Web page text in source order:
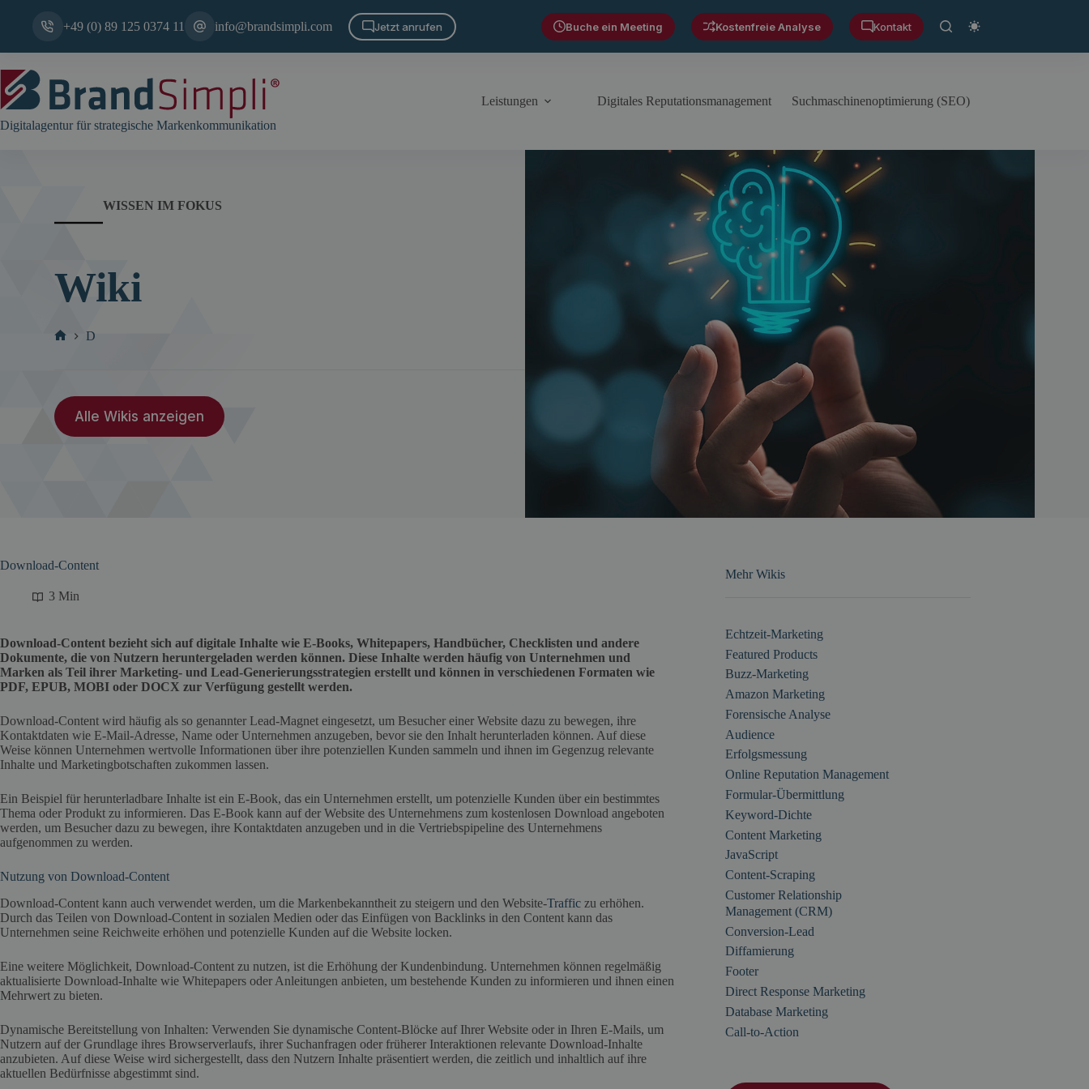
+49 (0) 89 125 0374 11 info@brandsimpli.com Jetzt anrufen Buche ein Meeting Kostenfreie Analyse Kontakt
Digitalagentur für strategische Markenkommunikation
Leistungen Digitales Reputationsmanagement Suchmaschinenoptimierung (SEO)
WISSEN IM FOKUS
Wiki
D
Alle Wikis anzeigen
Download-Content
3 Min
Download-Content bezieht sich auf digitale Inhalte wie E-Books, Whitepapers, Handbücher, Checklisten und andere
Dokumente, die von Nutzern heruntergeladen werden können. Diese Inhalte werden häufig von Unternehmen und
Marken als Teil ihrer Marketing- und Lead-Generierungsstrategien erstellt und können in verschiedenen Formaten wie
PDF, EPUB, MOBI oder DOCX zur Verfügung gestellt werden.
Download-Content wird häufig als so genannter Lead-Magnet eingesetzt, um Besucher einer Website dazu zu bewegen, ihre
Kontaktdaten wie E-Mail-Adresse, Name oder Unternehmen anzugeben, bevor sie den Inhalt herunterladen können. Auf diese
Weise können Unternehmen wertvolle Informationen über ihre potenziellen Kunden sammeln und ihnen im Gegenzug relevante
Inhalte und Marketingbotschaften zukommen lassen.
Ein Beispiel für herunterladbare Inhalte ist ein E-Book, das ein Unternehmen erstellt, um potenzielle Kunden über ein bestimmtes
Thema oder Produkt zu informieren. Das E-Book kann auf der Website des Unternehmens zum kostenlosen Download angeboten
werden, um Besucher dazu zu bewegen, ihre Kontaktdaten anzugeben und in die Vertriebspipeline des Unternehmens
aufgenommen zu werden.
Nutzung von Download-Content
Download-Content kann auch verwendet werden, um die Markenbekanntheit zu steigern und den Website-Traffic zu erhöhen.
Durch das Teilen von Download-Content in sozialen Medien oder das Einfügen von Backlinks in den Content kann das
Unternehmen seine Reichweite erhöhen und potenzielle Kunden auf die Website locken.
Eine weitere Möglichkeit, Download-Content zu nutzen, ist die Erhöhung der Kundenbindung. Unternehmen können regelmäßig
aktualisierte Download-Inhalte wie Whitepapers oder Anleitungen anbieten, um bestehende Kunden zu informieren und ihnen einen
Mehrwert zu bieten.
Dynamische Bereitstellung von Inhalten: Verwenden Sie dynamische Content-Blöcke auf Ihrer Website oder in Ihren E-Mails, um
Nutzern auf der Grundlage ihres Browserverlaufs, ihrer Suchanfragen oder früherer Interaktionen relevante Download-Inhalte
anzubieten. Auf diese Weise wird sichergestellt, dass den Nutzern Inhalte präsentiert werden, die zeitlich und inhaltlich auf ihre
aktuellen Bedürfnisse abgestimmt sind.
Mehr Wikis
Echtzeit-Marketing
Featured Products
Buzz-Marketing
Amazon Marketing
Forensische Analyse
Audience
Erfolgsmessung
Online Reputation Management
Formular-Übermittlung
Keyword-Dichte
Content Marketing
JavaScript
Content-Scraping
Customer Relationship
Management (CRM)
Conversion-Lead
Diffamierung
Footer
Direct Response Marketing
Database Marketing
Call-to-Action